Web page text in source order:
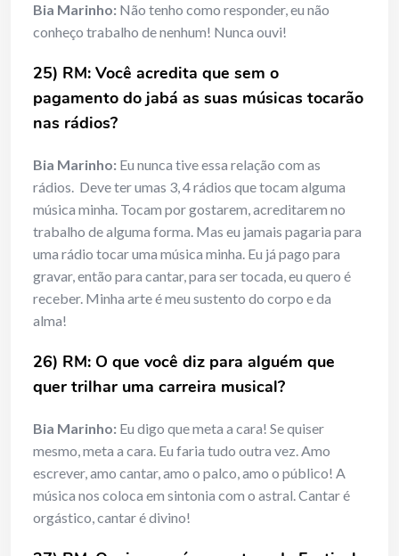
Bia Marinho: Não tenho como responder, eu não
conheço trabalho de nenhum! Nunca ouvi!
25) RM: Você acredita que sem o
pagamento do jabá as suas músicas tocarão
nas rádios?
Bia Marinho: Eu nunca tive essa relação com as
rádios. Deve ter umas 3, 4 rádios que tocam alguma
música minha. Tocam por gostarem, acreditarem no
trabalho de alguma forma. Mas eu jamais pagaria para
uma rádio tocar uma música minha. Eu já pago para
gravar, então para cantar, para ser tocada, eu quero é
receber. Minha arte é meu sustento do corpo e da
alma!
26) RM: O que você diz para alguém que
quer trilhar uma carreira musical?
Bia Marinho: Eu digo que meta a cara! Se quiser
mesmo, meta a cara. Eu faria tudo outra vez. Amo
escrever, amo cantar, amo o palco, amo o público! A
música nos coloca em sintonia com o astral. Cantar é
orgástico, cantar é divino!